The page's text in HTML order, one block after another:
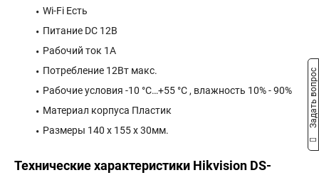
Wi-Fi Есть
Питание DC 12В
Рабочий ток 1А
Потребление 12Вт макс.
Рабочие условия -10 °C…+55 °C , влажность 10% - 90%
Материал корпуса Пластик
Размеры 140 x 155 x 30мм.
Технические характеристики Hikvision DS-
Задать вопрос